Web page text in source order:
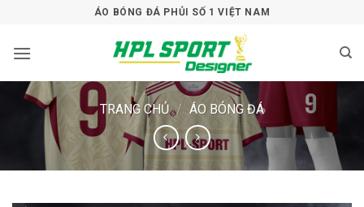
nội
ÁO BÓNG ĐÁ PHỦI SỐ 1 VIỆT NAM
TRANG CHỦ / ÁO BÓNG ĐÁ